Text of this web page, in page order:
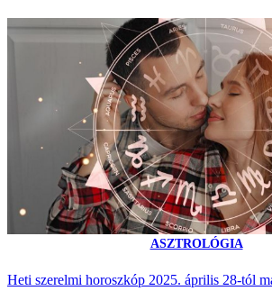
ASZTROLÓGIA
Heti szerelmi horoszkóp 2025. április 28-tól